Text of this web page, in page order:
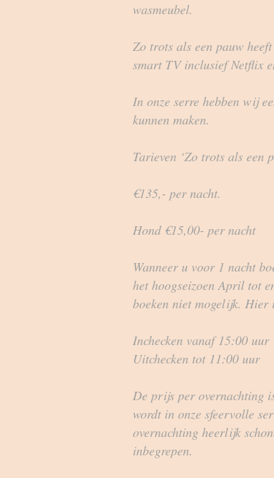
wasmeubel.
Zo trots als een pauw
smart TV inclusief Netflix
In onze serre hebben wij
kunnen maken.
Tarieven ‘Zo trots als een
€135,- per nacht.
Hond €15,00- per nacht
Wanneer u voor 1 nacht
het hoogseizoen April tot
boeken niet mogelijk. Hier
Inchecken vanaf 15:00 uur
Uitchecken tot 11:00 uur
De prijs per overnachting
wordt in onze sfeervolle
overnachting heerlijk
inbegrepen.